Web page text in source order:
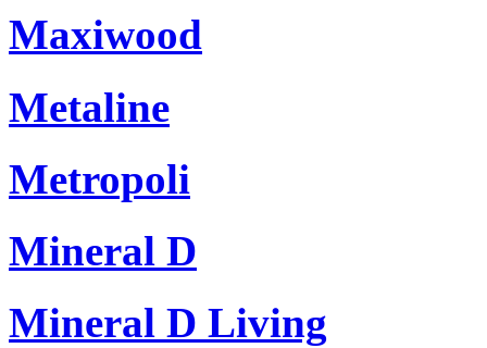
Maxiwood
Metaline
Metropoli
Mineral D
Mineral D Living